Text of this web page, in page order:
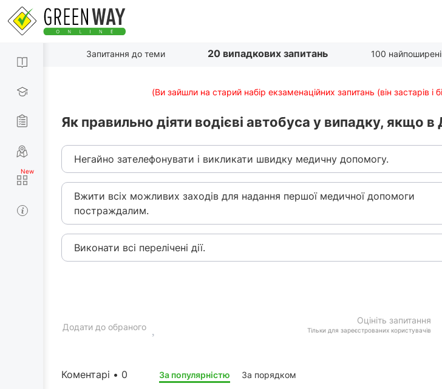
Запитання до теми 20 випадкових запитань 100
(Ви зайшли на старий набір екзаменаційних запитань (він застарів
Як правильно діяти водієві автобуса у випадку, якщо
Негайно зателефонувати і викликати швидку медичну допомогу.
Вжити всіх можливих заходів для надання першої медичної допомоги
постраждалим.
Виконати всі перелічені дії.
Оцініть запитання
Тільки для зареєстрованих користувачів
Додати до обраного
Коментарі • 0 За популярністю За порядком